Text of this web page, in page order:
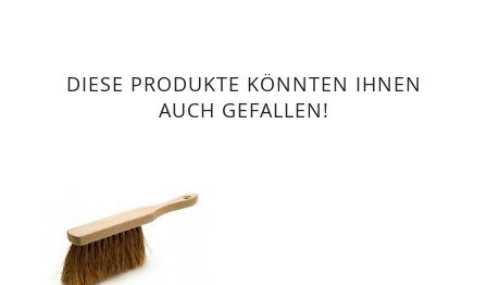
DIESE PRODUKTE KÖNNTEN IHNEN
AUCH GEFALLEN!